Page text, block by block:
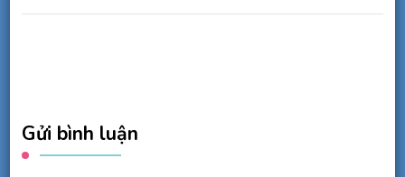
Gửi bình luận